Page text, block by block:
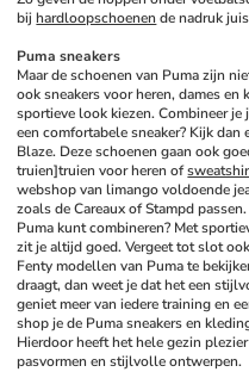
bij hardloopschoenen de nadruk
Puma sneakers
Maar de schoenen van Puma zijn
ook sneakers voor heren, dames en
sportieve look kiezen. Combineer je
een comfortabele sneaker? Kijk dan
Blaze. Deze schoenen gaan ook
truien]truien voor heren of
webshop van limango voldoende
zoals de Careaux of Stampd
Puma kunt combineren? Met
zit je altijd goed. Vergeet tot slot
Fenty modellen van Puma te
draagt, dan weet je dat het een
geniet meer van iedere training en
shop je de Puma sneakers en
Hierdoor heeft het hele gezin
pasvormen en stijlvolle ontwerpen.